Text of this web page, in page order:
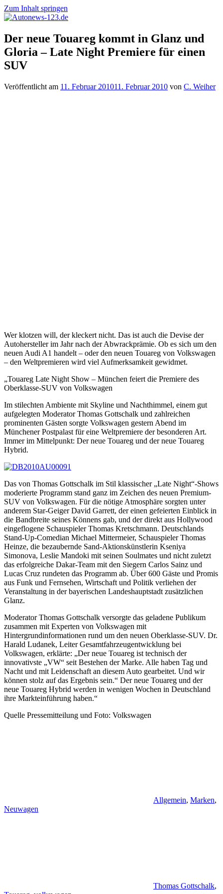
Zum Inhalt springen
Autonews-
123.de
Autonews
mit
Charme
Der neue Touareg kommt in Glanz und
Gloria – Late Night Premiere für einen
SUV
Veröffentlicht am 11. Februar 201011. Februar 2010 von C. Weiher
Wer klotzen will, der kleckert nicht. Das ist auch die Devise der
Autohersteller im Jahr nach der Abwrackprämie. Ob es sich um den
neuen Audi A1 handelt – oder den neuen Touareg von Volkswagen
– den Weltpremieren wird viel Aufmerksamkeit gewidmet.
„Touareg Late Night Show – München feiert die Premiere des
Oberklasse-SUV von Volkswagen
Im stilechten Ambiente mit Skyline und Nachthimmel, einem gut
aufgelegten Moderator Thomas Gottschalk und zahlreichen
prominenten Gästen sorgte Volkswagen gestern Abend im
Münchener Postpalast für eine Weltpremiere der besonderen Art.
Immer im Mittelpunkt: Der neue Touareg und der neue Touareg
Hybrid.
Das von Thomas Gottschalk im Stil klassischer „Late Night“-Shows
moderierte Programm stand ganz im Zeichen des neuen Premium-
SUV von Volkswagen. Für die nötige Atmosphäre sorgten unter
anderem Star-Geiger David Garrett, der einen gefeierten Einblick in
die Bandbreite seines Könnens gab, und der direkt aus Hollywood
eingeflogene Schauspieler Thomas Kretschmann. Deutschlands
Stand-Up-Comedian Michael Mittermeier, Schauspieler Thomas
Heinze, die bezaubernde Sand-Aktionskünstlerin Kseniya
Simonova, Leslie Mandoki mit seinen Soulmates und nicht zuletzt
das erfolgreiche Dakar-Team mit den Siegern Carlos Sainz und
Lucas Cruz rundeten das Programm ab. Über 600 Gäste und Promis
aus Funk und Fernsehen, Wirtschaft und Politik verliehen der
Veranstaltung in der bayerischen Landeshauptstadt zusätzlichen
Glanz.
Moderator Thomas Gottschalk versorgte das geladene Publikum
zusammen mit Experten von Volkswagen mit
Hintergrundinformationen rund um den neuen Oberklasse-SUV. Dr.
Harald Ludanek, Leiter Gesamtfahrzeugentwicklung bei
Volkswagen, erklärte: „Der neue Touareg ist technisch der
innovativste „VW“ seit Bestehen der Marke. Alle haben Tag und
Nacht und mit Leidenschaft an diesem Auto gearbeitet. Und wir
können stolz auf das Ergebnis sein.“ Der neue Touareg und der
neue Touareg Hybrid werden in wenigen Wochen in Deutschland
ihre Markteinführung haben.“
Quelle Pressemitteilung und Foto: Volkswagen
Allgemein, Marken,
Neuwagen
Thomas Gottschalk,